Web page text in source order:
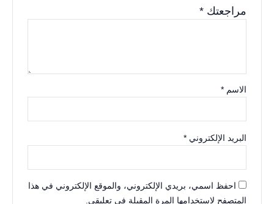
مراجعتك*
الاسم*
البريد الإلكتروني*
احفظ اسمي، بريدي الإلكتروني، والموقع الإلكتروني في هذا
المتصفح لاستخدامها المرة المقبلة في تعليقي.